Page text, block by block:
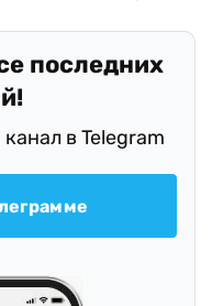
последних
в Telegram